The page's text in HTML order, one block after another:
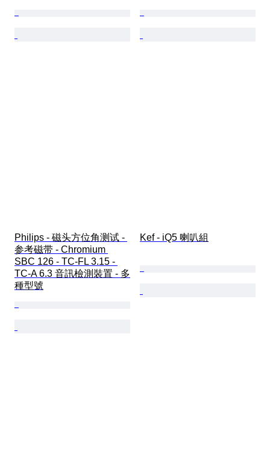
Philips - 磁头方位角测试 -
参考磁带 - Chromium
SBC 126 - TC-FL 3.15 -
TC-A 6.3 音訊檢測裝置 - 多
種型號
Kef - iQ5 喇叭組